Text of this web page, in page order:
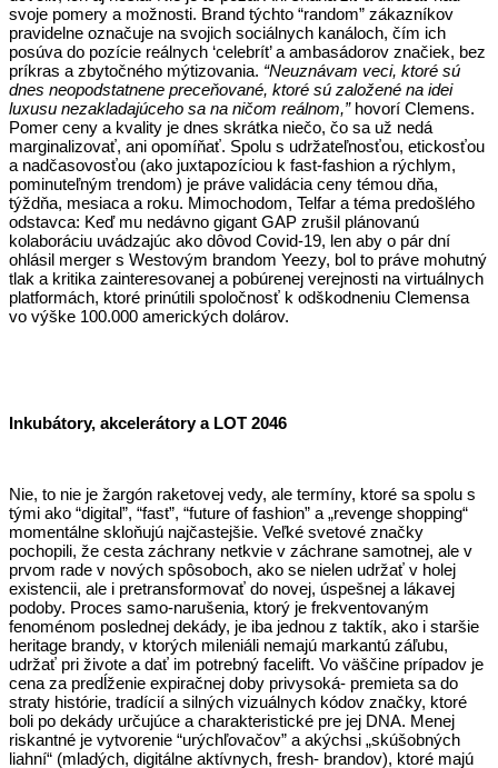
svoje pomery a možnosti. Brand týchto “random” zákazníkov
pravidelne označuje na svojich sociálnych kanáloch, čím ich
posúva do pozície reálnych ‘celebrít’ a ambasádorov značiek, bez
príkras a zbytočného mýtizovania. “Neuznávam veci, ktoré sú
dnes neopodstatnene preceňované, ktoré sú založené na idei
luxusu nezakladajúceho sa na ničom reálnom,”hovorí Clemens.
Pomer ceny a kvality je dnes skrátka niečo, čo sa už nedá
marginalizovať, ani opomíňať. Spolu s udržateľnosťou, etickosťou
a nadčasovosťou (ako juxtapozíciou k fast-fashion a rýchlym,
pominuteľným trendom) je práve validácia ceny témou dňa,
týždňa, mesiaca a roku. Mimochodom, Telfar a téma predošlého
odstavca: Keď mu nedávno gigant GAP zrušil plánovanú
kolaboráciu uvádzajúc ako dôvod Covid-19, len aby o pár dní
ohlásil merger s Westovým brandom Yeezy, bol to práve mohutný
tlak a kritika zainteresovanej a pobúrenej verejnosti na virtuálnych
platformách, ktoré prinútili spoločnosť k odškodneniu Clemensa
vo výške 100.000 amerických dolárov.
Inkubátory, akcelerátory a LOT 2046
Nie, to nie je žargón raketovej vedy, ale termíny, ktoré sa spolu s
tými ako “digital”, “fast”, “future of fashion” a „revenge shopping“
momentálne skloňujú najčastejšie. Veľké svetové značky
pochopili, že cesta záchrany netkvie v záchrane samotnej, ale v
prvom rade v nových spôsoboch, ako se nielen udržať v holej
existencii, ale i pretransformovať do novej, úspešnej a lákavej
podoby. Proces samo-narušenia, ktorý je frekventovaným
fenoménom poslednej dekády, je iba jednou z taktík, ako i staršie
heritage brandy, v ktorých mileniáli nemajú markantú záľubu,
udržať pri živote a dať im potrebný facelift. Vo väščine prípadov je
cena za predĺženie expiračnej doby privysoká- premieta sa do
straty histórie, tradícií a silných vizuálnych kódov značky, ktoré
boli po dekády určujúce a charakteristické pre jej DNA. Menej
riskantné je vytvorenie “urýchľovačov” a akýchsi „skúšobných
liahní“ (mladých, digitálne aktívnych, fresh- brandov), ktoré majú